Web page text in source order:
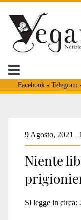
Facebook- Telegram
Tag:
9 Agosto, 2021 |
Niente
Si legge in circa: